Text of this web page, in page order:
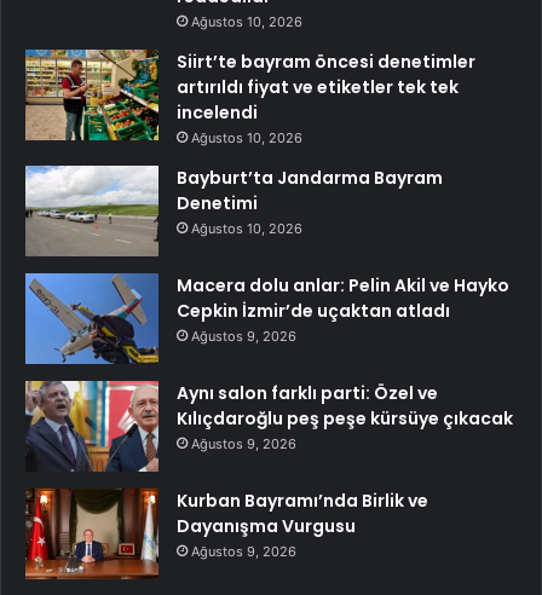
Ağustos 10, 2026
Siirt’te bayram öncesi denetimler
artırıldı fiyat ve etiketler tek tek
incelendi
Ağustos 10, 2026
Bayburt’ta Jandarma Bayram
Denetimi
Ağustos 10, 2026
Macera dolu anlar: Pelin Akil ve Hayko
Cepkin İzmir’de uçaktan atladı
Ağustos 9, 2026
Aynı salon farklı parti: Özel ve
Kılıçdaroğlu peş peşe kürsüye çıkacak
Ağustos 9, 2026
Kurban Bayramı’nda Birlik ve
Dayanışma Vurgusu
Ağustos 9, 2026